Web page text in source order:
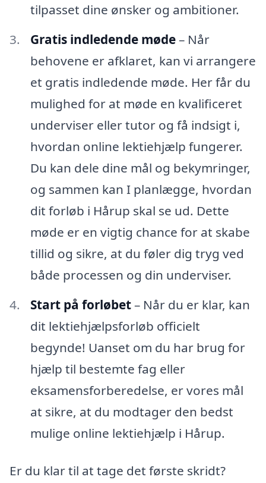
tilpasset dine ønsker og ambitioner.
Gratis indledende møde– Når
behovene er afklaret, kan vi arrangere
et gratis indledende møde. Her får du
mulighed for at møde en kvalificeret
underviser eller tutor og få indsigt i,
hvordan online lektiehjælp fungerer.
Du kan dele dine mål og bekymringer,
og sammen kan I planlægge, hvordan
dit forløb i Hårup skal se ud. Dette
møde er en vigtig chance for at skabe
tillid og sikre, at du føler dig tryg ved
både processen og din underviser.
Start på forløbet– Når du er klar, kan
dit lektiehjælpsforløb officielt
begynde! Uanset om du har brug for
hjælp til bestemte fag eller
eksamensforberedelse, er vores mål
at sikre, at du modtager den bedst
mulige online lektiehjælp i Hårup.
Er du klar til at tage det første skridt?